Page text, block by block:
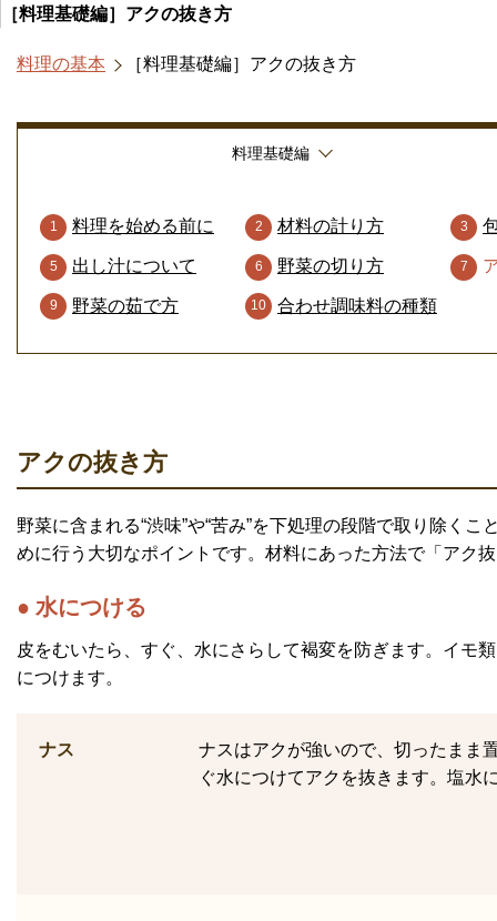
［料理基礎編］アクの抜き方
料理の基本 ［料理基礎編］アクの抜き方
料理基礎編
料理を始める前に 材料の計り方
出し汁について 野菜の切り方
野菜の茹で方 合わせ調味料の種類
アクの抜き方
野菜に含まれる“渋味”や“苦み”を下処理の段階で取り除く
めに行う大切なポイントです。材料にあった方法で「アク
水につける
皮をむいたら、すぐ、水にさらして褐変を防ぎます。イモ
につけます。
ナス
ナスはアクが強いので、切ったまま
ぐ水につけてアクを抜きます。塩水